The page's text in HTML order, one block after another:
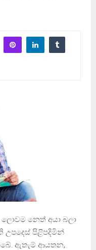
නෙත් අයා බලා
උපදෙස් පිළිපදිමින්
ඇතැම් ආයතන,